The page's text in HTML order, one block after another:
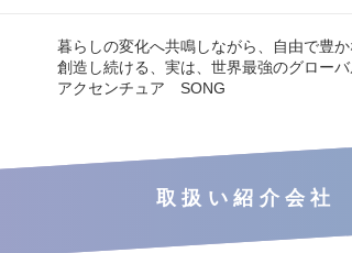
暮らしの変化へ共鳴しながら、自由で豊
創造し続ける、実は、世界最強のグロー
アクセンチュア SONG
取扱い紹介会社